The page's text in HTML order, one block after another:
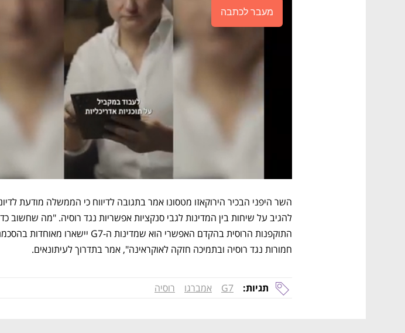
מעבר לכתבה
חמורות נגד רוסיה ובתמיכה חזקה לאוקראינה", אמר בתדרוך לעיתונאים.
תגיות: G7 אמברגו רוסיה